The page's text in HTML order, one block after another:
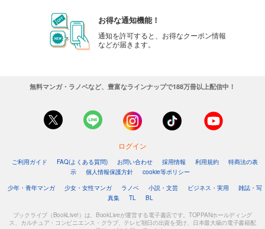
お得な通知機能！
通知を許可すると、お得なクーポン情報
などが届きます。
無料マンガ・ラノベなど、豊富なラインナップで188万冊以上配信中！
ログイン
ご利用ガイド FAQ(よくある質問) お問い合わせ 採用情報 利用規約
特商法の表
示
個人情報保護方針
cookie等ポリシー
少年・青年マンガ
少女・女性マンガ ラノベ 小説・文芸 ビジネス・実用
雑誌・写
真集
TL BL
ブックライブ（BookLive!）は、BookLiveが運営する電子書店です。TOPPANホールディング
ス、カルチュア・コンビニエンス・クラブ、テレビ朝日の出資を受け、日本最大級の電子書籍配